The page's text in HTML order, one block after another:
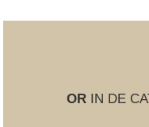
OR IN DE